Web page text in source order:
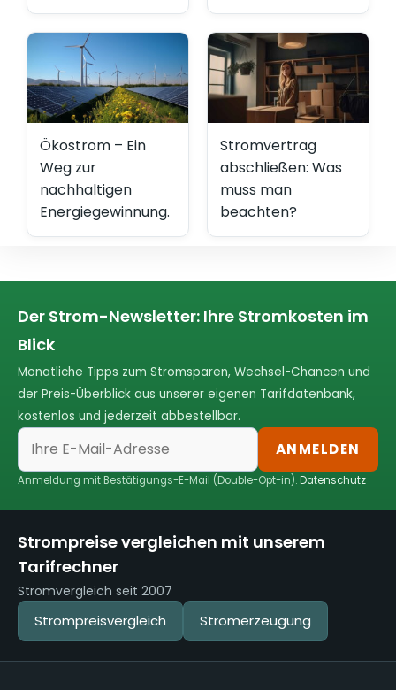
Ökostrom – Ein
Weg zur
nachhaltigen
Energiegewinnung.
Stromvertrag
abschließen: Was
muss man
beachten?
Der Strom-Newsletter: Ihre Stromkosten im
Blick
Monatliche Tipps zum Stromsparen, Wechsel-Chancen und
der Preis-Überblick aus unserer eigenen Tarifdatenbank,
kostenlos und jederzeit abbestellbar.
ANMELDEN
Anmeldung mit Bestätigungs-E-Mail (Double-Opt-in).Datenschutz
Strompreise vergleichen mit unserem
Tarifrechner
Stromvergleich seit 2007
Strompreisvergleich Stromerzeugung